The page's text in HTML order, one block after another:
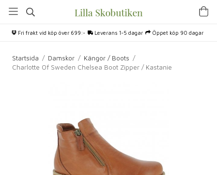
Fri frakt vid köp över 699:- Leverans 1-5 dagar Öppet köp 90 dagar
Startsida / Damskor / Kängor / Boots /
Charlotte Of Sweden Chelsea Boot Zipper / Kastanie